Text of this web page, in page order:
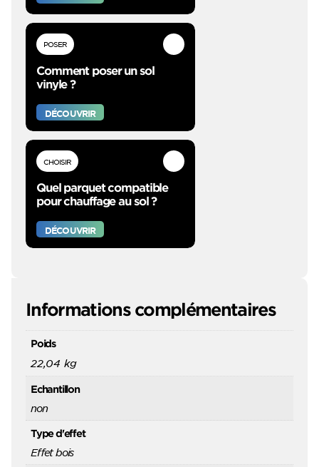
POSER
Comment poser un sol
vinyle ?
DÉCOUVRIR
CHOISIR
Quel parquet compatible
pour chauffage au sol ?
DÉCOUVRIR
Informations complémentaires
Poids
22,04 kg
Echantillon
non
Type d'effet
Effet bois